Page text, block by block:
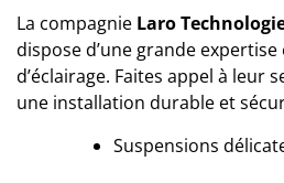
La compagnie Laro
dispose d’une grande
d’éclairage. Faites appel à leur
une installation durable et
Suspensions